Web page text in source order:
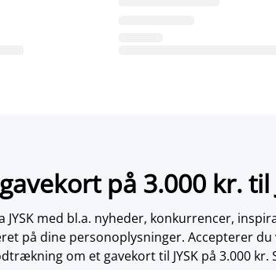
på 3.000 kr. til
med bl.a. nyheder, konkurrencer,
på dine personoplysninger. Accepterer du
om et gavekort til JYSK på 3.000 kr.